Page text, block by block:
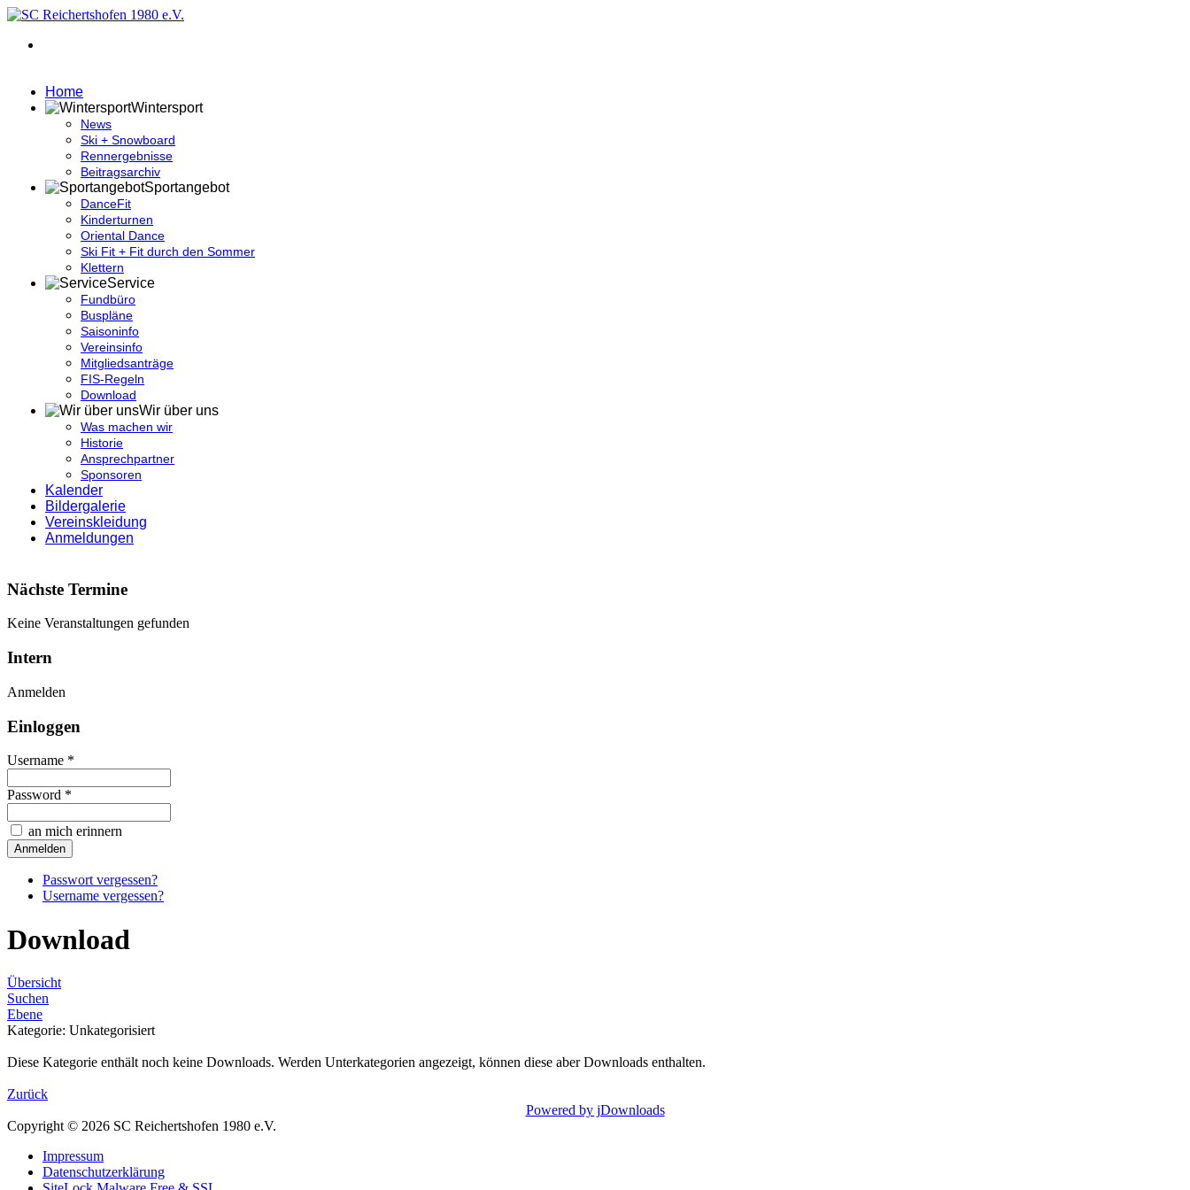
Home
Wintersport
News
Ski + Snowboard
Rennergebnisse
Beitragsarchiv
Sportangebot
DanceFit
Kinderturnen
Oriental Dance
Ski Fit + Fit durch den Sommer
Klettern
Service
Fundbüro
Buspläne
Saisoninfo
Vereinsinfo
Mitgliedsanträge
FIS-Regeln
Download
Wir über uns
Was machen wir
Historie
Ansprechpartner
Sponsoren
Kalender
Bildergalerie
Vereinskleidung
Anmeldungen
Nächste Termine
Keine Veranstaltungen gefunden
Intern
Anmelden
Einloggen
Username *
Password *
an mich erinnern
Passwort vergessen?
Username vergessen?
Download
Übersicht
Suchen
Ebene
Kategorie: Unkategorisiert
Diese Kategorie enthält noch keine Downloads. Werden Unterkategorien angezeigt, können diese aber Downloads enthalten.
Zurück
Powered by jDownloads
Copyright © 2026 SC Reichertshofen 1980 e.V.
Impressum
Datenschutzerklärung